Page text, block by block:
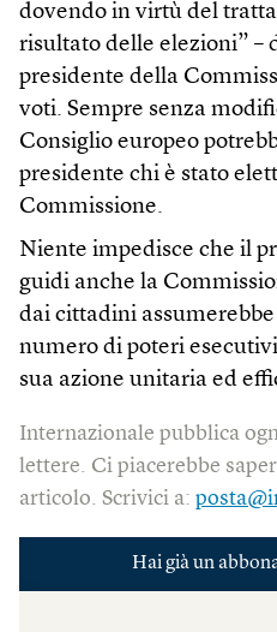
dovendo in virtù del
risultato delle elezioni” –
presidente della
voti. Sempre senza
Consiglio europeo
presidente chi è stato
Commissione.
Niente impedisce che il
guidi anche la
dai cittadini
numero di poteri
sua azione unitaria ed
Internazionale pubblica
lettere. Ci piacerebbe
articolo. Scrivici a: